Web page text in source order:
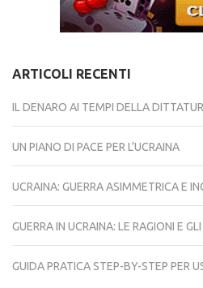
ARTICOLI RECENTI
IL DENARO AI TEMPI DELLA
UN PIANO DI PACE PER L’UCRAINA
UCRAINA: GUERRA ASIMMETRICA E
GUERRA IN UCRAINA: LE RAGIONI E
GUIDA PRATICA STEP-BY-STEP PER